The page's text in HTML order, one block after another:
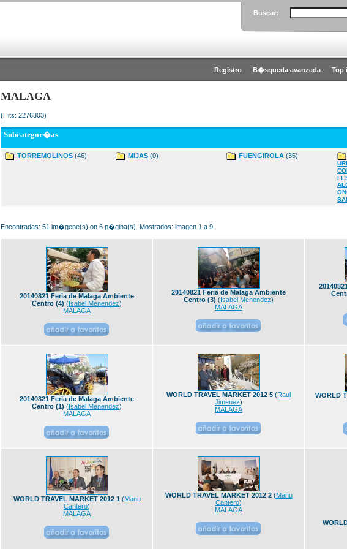
Buscar:
Registro B�squeda avanzada Top
MALAGA
(Hits: 2276303)
Subcategor�as
TORREMOLINOS (46) MIJAS (0) FUENGIROLA (35)
Encontradas: 51 im�gene(s) on 6 p�gina(s). Mostrados: imagen 1 a 9.
20140821 Feria de Malaga Ambiente
Centro (4) (Isabel Menendez)
MALAGA
20140821 Feria de Malaga Ambiente
Centro (3) (Isabel Menendez)
MALAGA
20140821 Feria de Malaga Ambiente
Centro (1) (Isabel Menendez)
MALAGA
WORLD TRAVEL MARKET 2012 5 (Raul
Jimenez)
MALAGA
WORLD
WORLD TRAVEL MARKET 2012 1(Manu
Cantero)
MALAGA
WORLD TRAVEL MARKET 2012 2(Manu
Cantero)
MALAGA